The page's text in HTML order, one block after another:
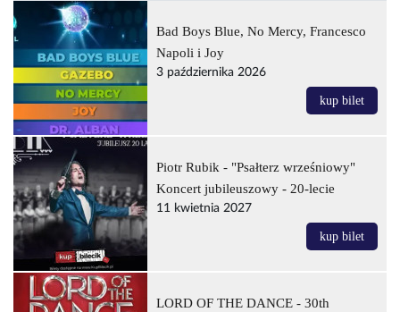
Bad Boys Blue, No Mercy, Francesco
Napoli i Joy
3 października 2026
kup bilet
Piotr Rubik - "Psałterz wrześniowy"
Koncert jubileuszowy - 20-lecie
11 kwietnia 2027
kup bilet
LORD OF THE DANCE - 30th